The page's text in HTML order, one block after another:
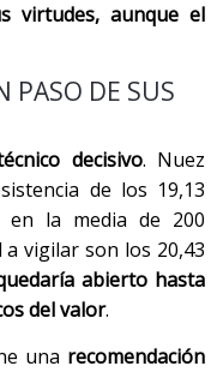
virtudes, aunque el
PASO DE SUS
decisivo. Nuez
de los 19,13
la media de 200
vigilar son los 20,43
abierto hasta
del valor.
una recomendación